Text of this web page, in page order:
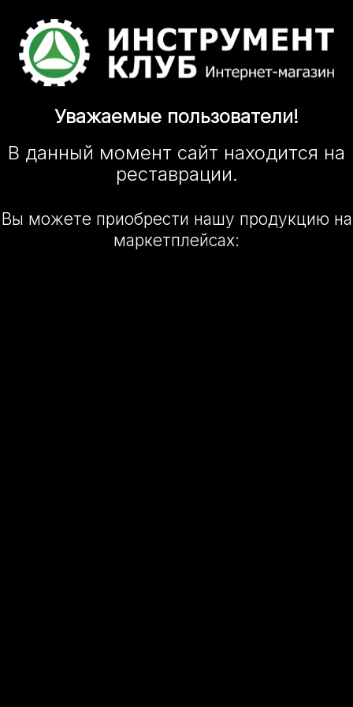
Уважаемые пользователи!
В данный момент сайт находится на
реставрации.
Вы можете приобрести нашу продукцию на
маркетплейсах: